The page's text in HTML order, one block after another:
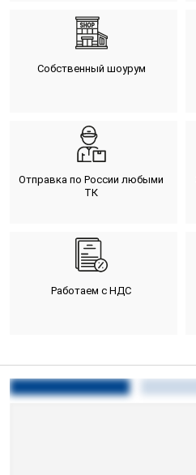
Собственный шоурум
Отправка по России любыми
ТК
Работаем с НДС